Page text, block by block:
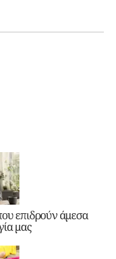
επιδρούν άμεσα
μας